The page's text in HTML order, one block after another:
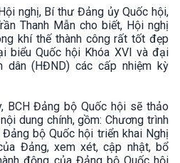
nghị, Bí thư Đảng ủy Quốc hội,
Thanh Mẫn cho biết, Hội nghị
khí thế thành công rất tốt đẹp
biểu Quốc hội Khóa XVI và đại
dân (HĐND) các cấp nhiệm kỳ
BCH Đảng bộ Quốc hội sẽ thảo
dung chính, gồm: Chương trình
bộ Quốc hội triển khai Nghị
Đảng, xem xét, cập nhật, bổ